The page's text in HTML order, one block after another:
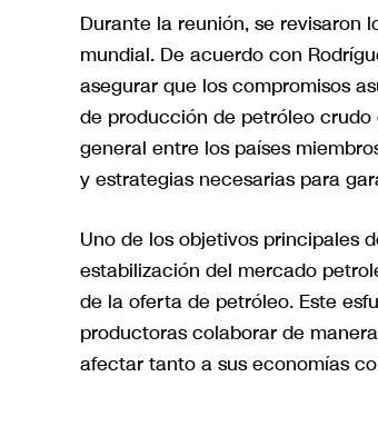
Durante la reunión, se revisaron
mundial. De acuerdo con
asegurar que los compromisos
de producción de petróleo
general entre los países
y estrategias necesarias para
Uno de los objetivos principales
estabilización del mercado
de la oferta de petróleo. Este
productoras colaborar de
afectar tanto a sus economías